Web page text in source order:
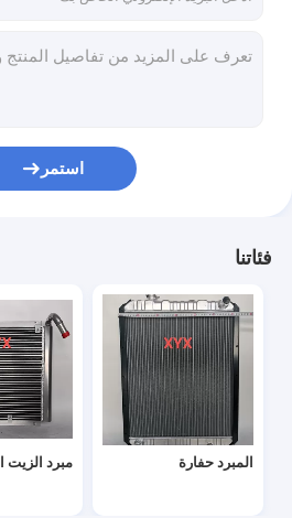
خزان وقود الشاحنة الثقيلة
استمر
فئاتنا
المبرد حفارة مبرد الزيت